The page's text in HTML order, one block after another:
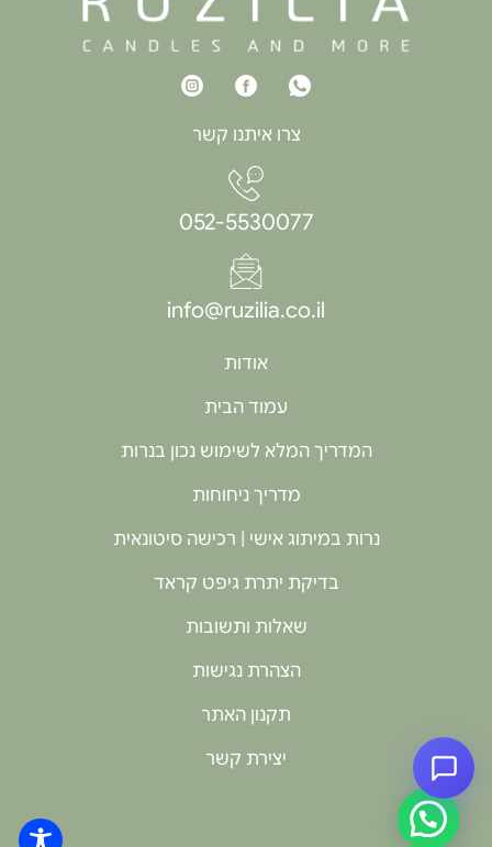
צרו איתנו קשר
052-5530077
info@ruzilia.co.il
אודות
עמוד הבית
המדריך המלא לשימוש נכון בנרות
מדריך ניחוחות
נרות במיתוג אישי | רכישה סיטונאית
בדיקת יתרת גיפט קראד
שאלות ותשובות
הצהרת נגישות
תקנון האתר
יצירת קשר